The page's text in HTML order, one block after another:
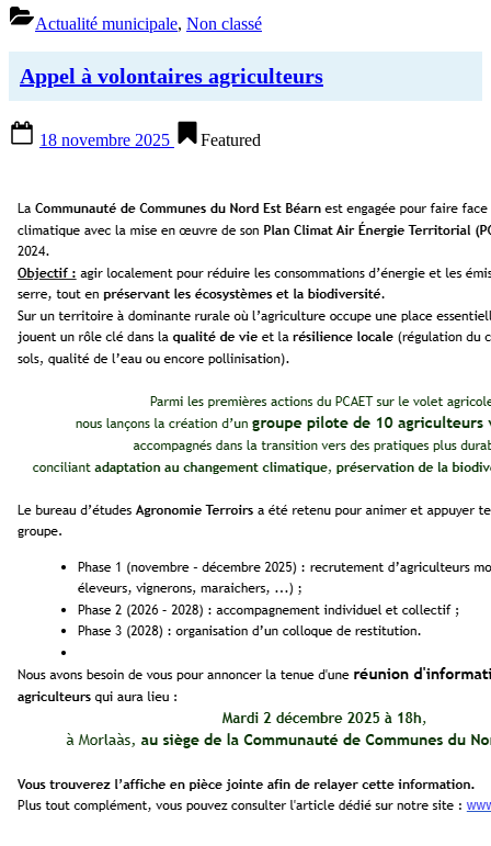
Actualité municipale, Non classé
Appel à volontaires agriculteurs
on
18 novembre 2025 Featured